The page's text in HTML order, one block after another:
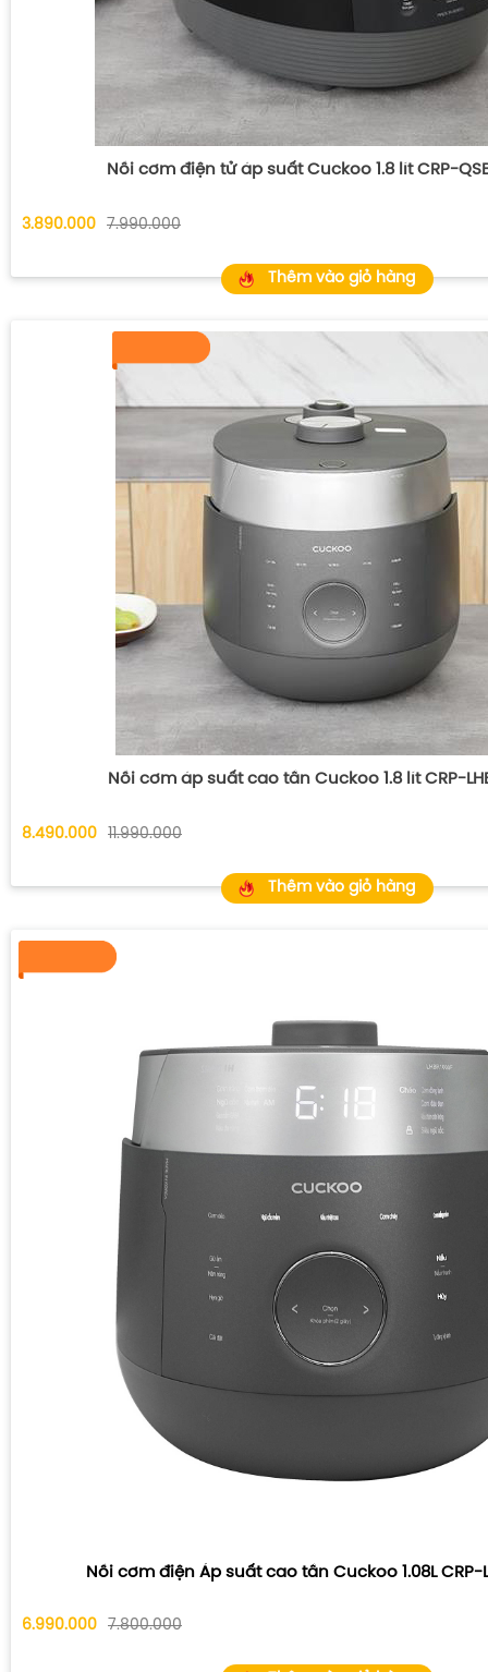
Nồi cơm điện tử áp suất Cuckoo 1.8 lít CRP-
3.890.000 7.990.000
Thêm vào giỏ hàng
Nồi cơm áp suất cao tần Cuckoo 1.8 lít CRP-
8.490.000 11.990.000
Thêm vào giỏ hàng
Nồi cơm điện Áp suất cao tần Cuckoo 1.08L CRP-
6.990.000 7.800.000